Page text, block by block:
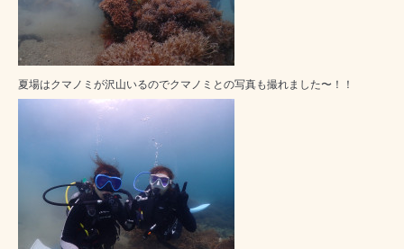
夏場はクマノミが沢山いるのでクマノミとの写真も撮れました〜！！